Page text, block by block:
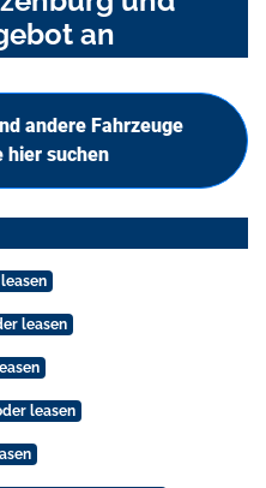
an
andere Fahrzeuge
hier suchen
leasen
leasen